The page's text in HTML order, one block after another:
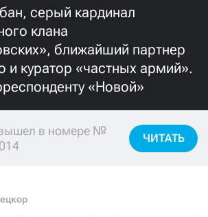
серый кардинал
клана
ближайший партнер
и куратор «частных армий».
«Новой»
в номере №
ЧИТАТЬ
300
соучастником»,
С ДРУЗЬЯМИ